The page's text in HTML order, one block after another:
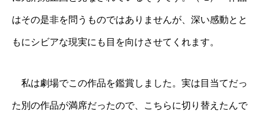
はその是非を問うものではありませんが、深い感動とと
もにシビアな現実にも目を向けさせてくれます。
私は劇場でこの作品を鑑賞しました。実は目当てだっ
た別の作品が満席だったので、こちらに切り替えたんで